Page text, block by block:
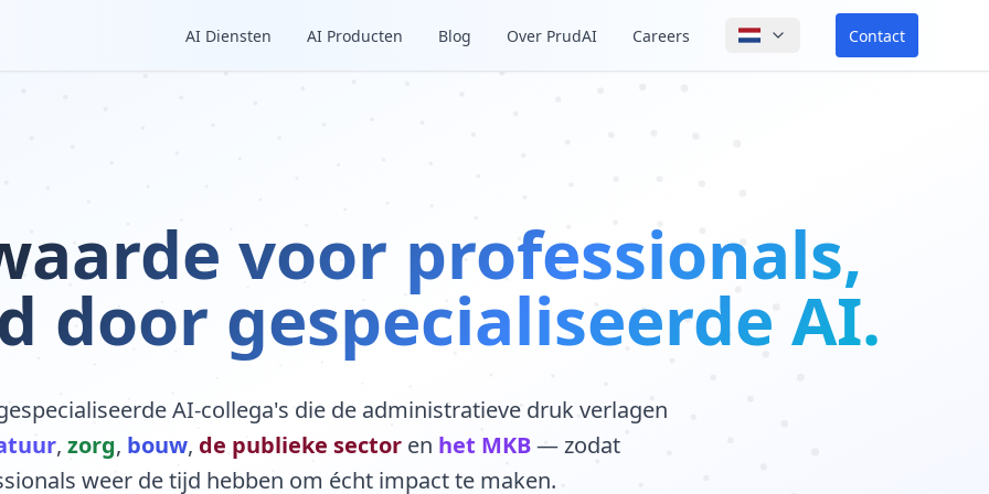
AI Diensten AI Producten Blog Over PrudAI Careers Contact
voor professionals,
door gespecialiseerde AI.
AI-collega's die de administratieve druk verlagen
, zorg, bouw, de publieke sectoren het MKB— zodat
weer de tijd hebben om écht impact te maken.